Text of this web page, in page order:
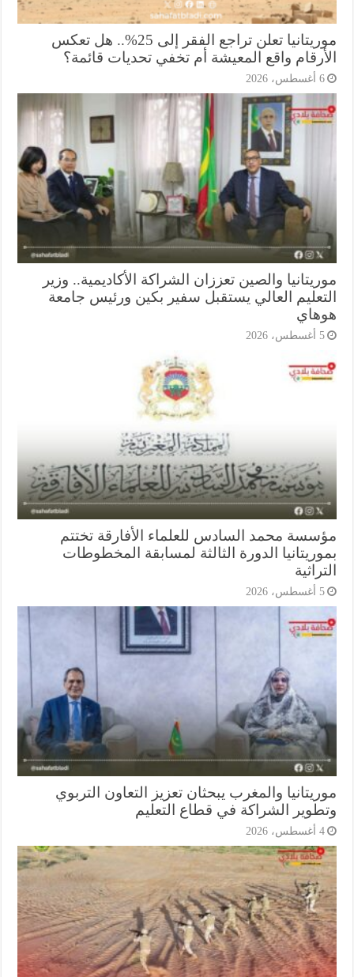
موريتانيا تعلن تراجع الفقر إلى 25%.. هل تعكس
واقع المعيشة أم تخفي تحديات قائمة؟
والصين تعززان الشراكة الأكاديمية.. وزير
العالي يستقبل سفير بكين ورئيس جامعة
محمد السادس للعلماء الأفارقة تختتم
الدورة الثالثة لمسابقة المخطوطات
والمغرب يبحثان تعزيز التعاون التربوي
الشراكة في قطاع التعليم